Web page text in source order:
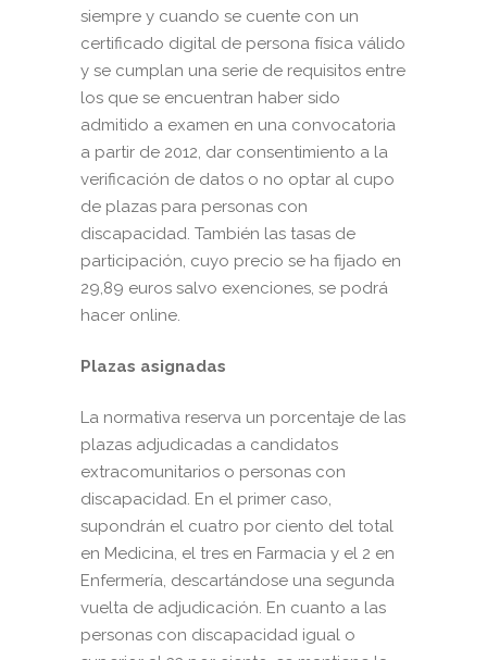
siempre y cuando se cuente con un
certificado digital de persona física válido
y se cumplan una serie de requisitos entre
los que se encuentran haber sido
admitido a examen en una convocatoria
a partir de 2012, dar consentimiento a la
verificación de datos o no optar al cupo
de plazas para personas con
discapacidad. También las tasas de
participación, cuyo precio se ha fijado en
29,89 euros salvo exenciones, se podrá
hacer online.
Plazas asignadas
La normativa reserva un porcentaje de las
plazas adjudicadas a candidatos
extracomunitarios o personas con
discapacidad. En el primer caso,
supondrán el cuatro por ciento del total
en Medicina, el tres en Farmacia y el 2 en
Enfermería, descartándose una segunda
vuelta de adjudicación. En cuanto a las
personas con discapacidad igual o